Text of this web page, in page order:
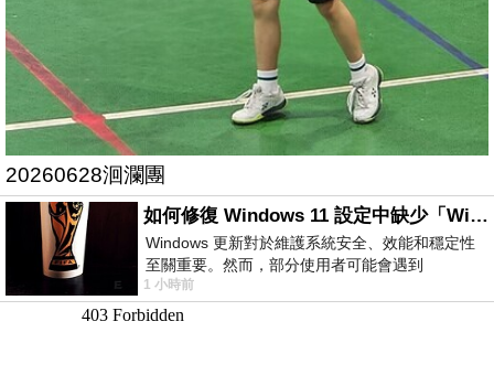
20260628洄瀾團
如何修復 Windows 11 設定中缺少「Windows 更新」？
Windows 更新對於維護系統安全、效能和穩定性
至關重要。然而，部分使用者可能會遇到
Windows 11 設定應用程式中缺少「Windows 更
新」
1 小時前